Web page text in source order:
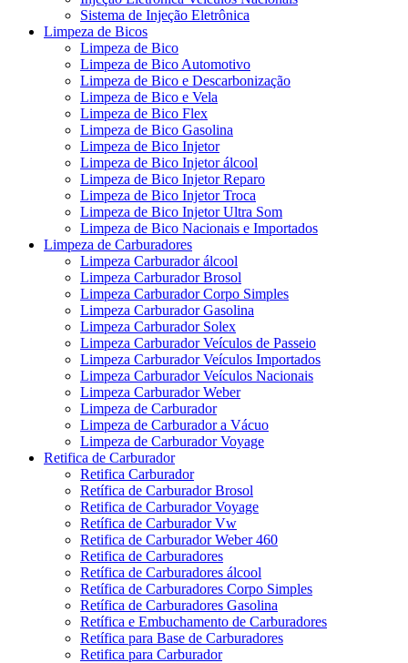
Sistema de Injeção Eletrônica
Limpeza de Bicos
Limpeza de Bico
Limpeza de Bico Automotivo
Limpeza de Bico e Descarbonização
Limpeza de Bico e Vela
Limpeza de Bico Flex
Limpeza de Bico Gasolina
Limpeza de Bico Injetor
Limpeza de Bico Injetor álcool
Limpeza de Bico Injetor Reparo
Limpeza de Bico Injetor Troca
Limpeza de Bico Injetor Ultra Som
Limpeza de Bico Nacionais e Importados
Limpeza de Carburadores
Limpeza Carburador álcool
Limpeza Carburador Brosol
Limpeza Carburador Corpo Simples
Limpeza Carburador Gasolina
Limpeza Carburador Solex
Limpeza Carburador Veículos de Passeio
Limpeza Carburador Veículos Importados
Limpeza Carburador Veículos Nacionais
Limpeza Carburador Weber
Limpeza de Carburador
Limpeza de Carburador a Vácuo
Limpeza de Carburador Voyage
Retifica de Carburador
Retifica Carburador
Retífica de Carburador Brosol
Retifica de Carburador Voyage
Retífica de Carburador Vw
Retifica de Carburador Weber 460
Retifica de Carburadores
Retífica de Carburadores álcool
Retífica de Carburadores Corpo Simples
Retífica de Carburadores Gasolina
Retífica e Embuchamento de Carburadores
Retífica para Base de Carburadores
Retifica para Carburador